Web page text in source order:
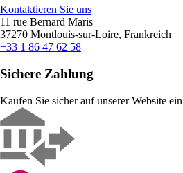
Kontaktieren Sie uns
11 rue Bernard Maris
37270 Montlouis-sur-Loire, Frankreich
+33 1 86 47 62 58
Sichere Zahlung
Kaufen Sie sicher auf unserer Website ein